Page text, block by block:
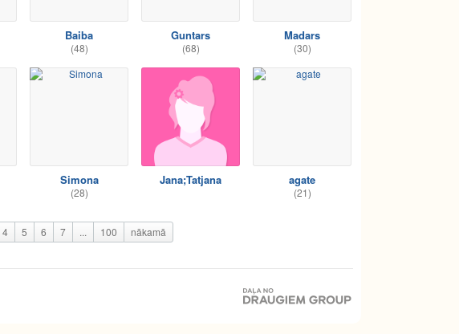
Baiba
(48)
Guntars
(68)
Madars
(30)
Simona
(28)
Jana;Tatjana agate
(21)
4 5 6 7 ... 100 nākamā